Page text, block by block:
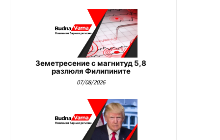
Земетресение с магнитуд 5,8
разлюля Филипините
07/08/2026